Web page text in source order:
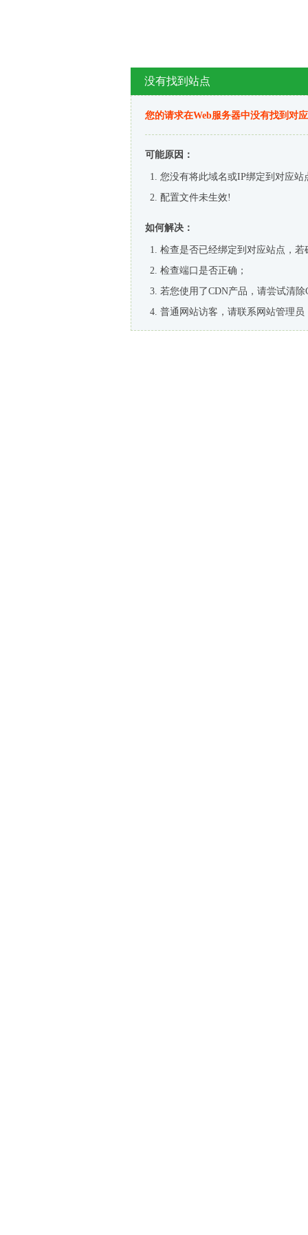
没有找到站点
您的请求在Web服务器中没有找到对
可能原因：
您没有将此域名或IP绑定到对应站
配置文件未生效!
如何解决：
检查是否已经绑定到对应站点，
检查端口是否正确；
若您使用了CDN产品，请尝试清除
普通网站访客，请联系网站管理员